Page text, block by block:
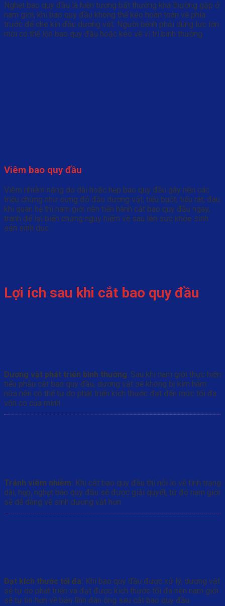
Nghẹt bao quy đầu là hiện tượng bất thường khá thường gặp ở
nam giới, khi bao quy đầu không thể kéo hoàn toàn về phía
trước để che kín đầu dương vật. Người bệnh phải dùng lực lớn
mới có thể lộn bao quy đầu hoặc kéo về vị trí bình thường.
Viêm bao quy đầu
Viêm nhiễm nặng do dài hoặc hẹp bao quy đầu gây nên các
triệu chứng như sưng đỏ đầu dương vật, tiểu buốt, tiểu rát, đau
khi quan hệ thì nam giới nên tiến hành cắt bao quy đầu ngay,
tránh để lại biến chứng nguy hiểm về sau lên sức khỏe sinh
sản sinh dục.
Lợi ích sau khi cắt bao quy đầu
Dương vật phát triển bình thường: Sau khi nam giới thực hiện
tiểu phẫu cắt bao quy đầu, dương vật sẽ không bị kìm hãm
nữa nên có thể tự do phát triển kích thước đạt đến mức tối đa
vốn có của mình.
Tránh viêm nhiễm: Khi cắt bao quy đầu thì nỗi lo về tình trạng
dài, hẹp, nghẹt bao quy đầu sẽ được giải quyết, từ đó nam giới
sẽ dễ dàng vệ sinh dương vật hơn.
Đạt kích thước tối đa: Khi bao quy đầu được xử lý, dương vật
sẽ tự do phát triển và đạt được kích thước tối đa nên nam giới
sẽ tự tin hơn về bản lĩnh đàn ông sau cắt bao quy đầu.